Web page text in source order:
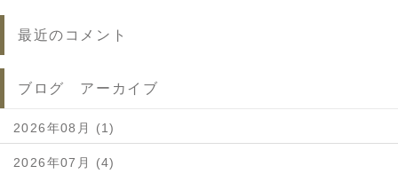
最近のコメント
ブログ アーカイブ
2026年08月 (1)
2026年07月 (4)